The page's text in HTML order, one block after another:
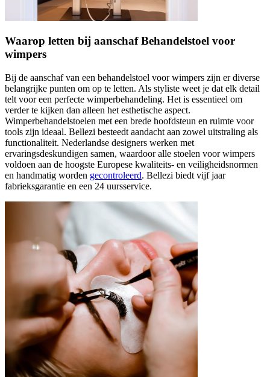
Waarop letten bij aanschaf Behandelstoel voor
wimpers
Bij de aanschaf van een behandelstoel voor wimpers zijn er diverse
belangrijke punten om op te letten. Als styliste weet je dat elk detail
telt voor een perfecte wimperbehandeling. Het is essentieel om
verder te kijken dan alleen het esthetische aspect.
Wimperbehandelstoelen met een brede hoofdsteun en ruimte voor
tools zijn ideaal. Bellezi besteedt aandacht aan zowel uitstraling als
functionaliteit. Nederlandse designers werken met
ervaringsdeskundigen samen, waardoor alle stoelen voor wimpers
voldoen aan de hoogste Europese kwaliteits- en veiligheidsnormen
en handmatig worden gecontroleerd. Bellezi biedt vijf jaar
fabrieksgarantie en een 24 uursservice.